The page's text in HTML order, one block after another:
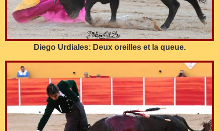
Diego Urdiales: Deux oreilles et la queue.